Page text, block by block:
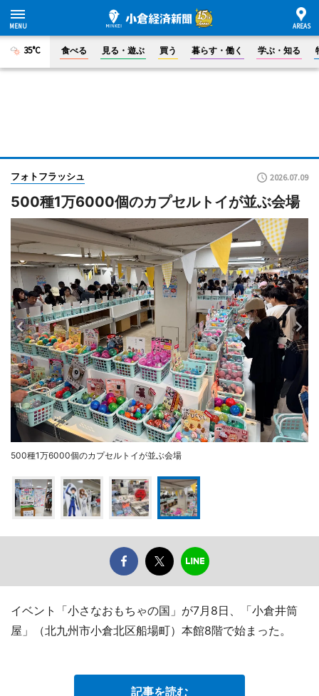
35°C 食べる 見る・遊ぶ 買う 暮らす・働く 学ぶ・知る
フォトフラッシュ 2026.07.09
500種1万6000個のカプセルトイが並ぶ会場
500種1万6000個のカプセルトイが並ぶ会場
イベント「小さなおもちゃの国」が7月8日、「小倉井筒
屋」（北九州市小倉北区船場町）本館8階で始まった。
記事を読む